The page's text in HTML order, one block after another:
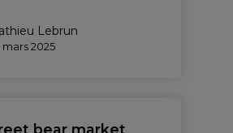
Lebrun
mars 2025
bear market